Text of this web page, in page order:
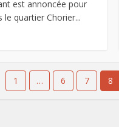
est annoncée pour
quartier Chorier...
1 … 6 7 8